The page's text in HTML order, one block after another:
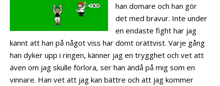
han domare och han gör
det med bravur. Inte under
en endaste fight har jag
kännt att han på något viss har dömt orättvist. Varje gång
han dyker upp i ringen, känner jag en trygghet och vet att
även om jag skulle förlora, ser han ändå på mig som en
vinnare. Han vet att jag kan bättre och att jag kommer